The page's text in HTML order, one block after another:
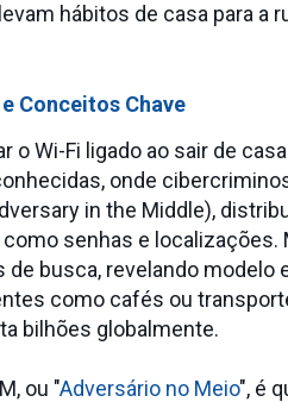
hábitos de casa para a
Conceitos Chave
o Wi-Fi ligado ao sair de
onde
in the Middle),
senhas e localizações.
busca, revelando modelo
como cafés ou
bilhões globalmente.
ou "Adversário no Meio", é